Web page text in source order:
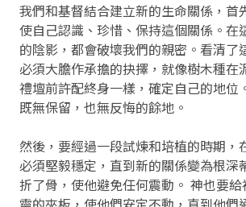
我們和基督結合建立新的生命關係，首
使自己認識、珍惜、保持這個關係。在
的陰影，都會破壞我們的親密。看清了
必須大膽作承擔的抉擇，就像樹木種在
禮壇前許配終身一樣，確定自己的地位
既無保留，也無反悔的餘地。
然後，要經過一段試煉和培植的時期，
必須堅毅穩定，直到新的關係變為根深
折了骨，使他避免任何震動。 神也要